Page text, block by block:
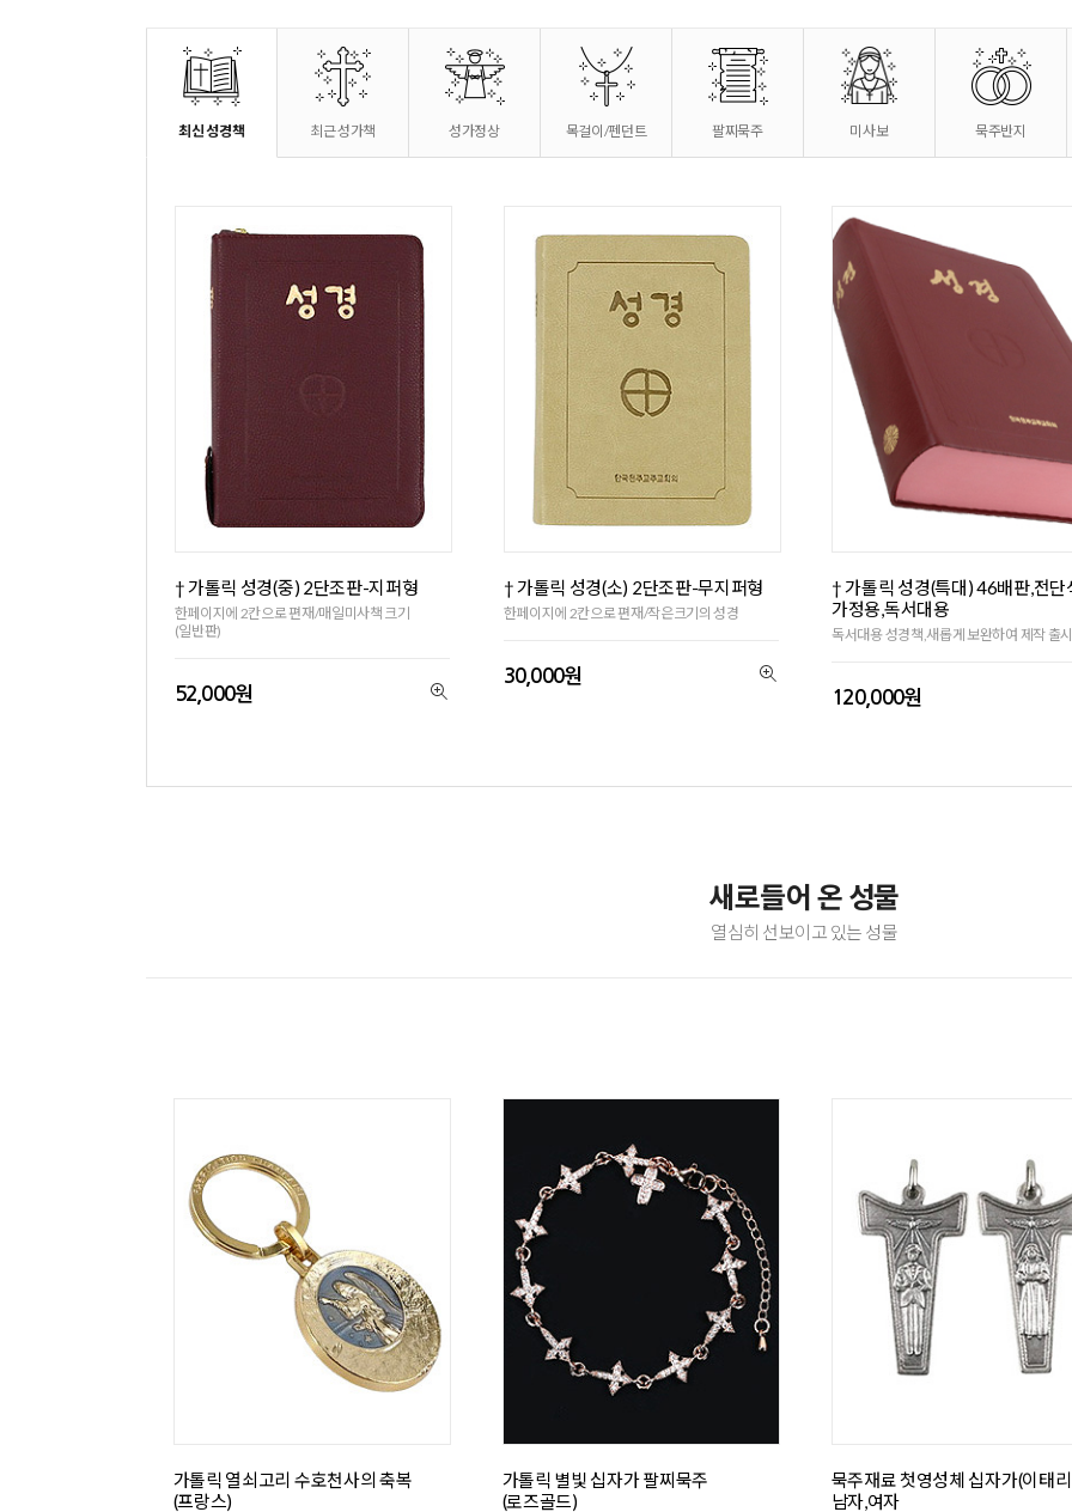
최신 성경책 최근 성가책 성가정상 목걸이/펜던트 팔찌묵주 미사보 묵주반지
† 가톨릭 성경(중) 2단조판-지퍼형
한페이지에 2칸으로 편재/매일미사책 크기
(일반판)
52,000원
† 가톨릭 성경(소) 2단조판-무지퍼형
한페이지에 2칸으로 편재/작은크기의 성경
30,000원
† 가톨릭 성경(특대) 46배판,전단
가정용,독서대용
독서대용 성경책,새롭게 보완하여 제작 출
120,000원
새로들어 온 성물
열심히 선보이고 있는 성물
가톨릭 열쇠고리 수호천사의 축복
(프랑스)
가톨릭 별빛 십자가 팔찌묵주
(로즈골드)
묵주재료 첫영성체 십자가(이태
남자,여자